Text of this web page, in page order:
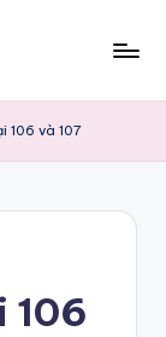
106 và 107
106